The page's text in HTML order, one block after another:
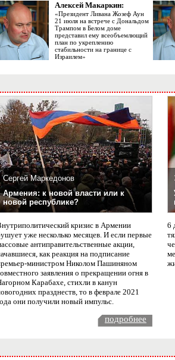
Алексей Макаркин:
«Президент Ливана Жозеф Аун
21 июля на встрече с Дональдом
Трампом в Белом доме
представил ему всеобъемлющий
план по укреплению
стабильности на границе с
Израилем»
Сергей Маркедонов
Армения: к новой власти или к
новой республике?
кризис в Армении
уже несколько месяцев. И если первые
антиправительственные акции,
как реакция на подписание
министром Николом Пашиняном
заявления о прекращении огня в
Карабахе, стихли в канун
празднеств, то в феврале 2021
они получили новый импульс.
6
подробнее